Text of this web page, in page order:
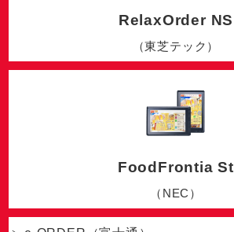
RelaxOrder NS
（東芝テック）
FoodFrontia St
（NEC）